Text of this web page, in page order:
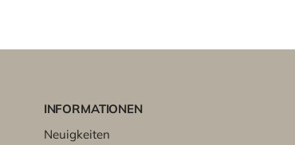
INFORMATIONEN
Neuigkeiten